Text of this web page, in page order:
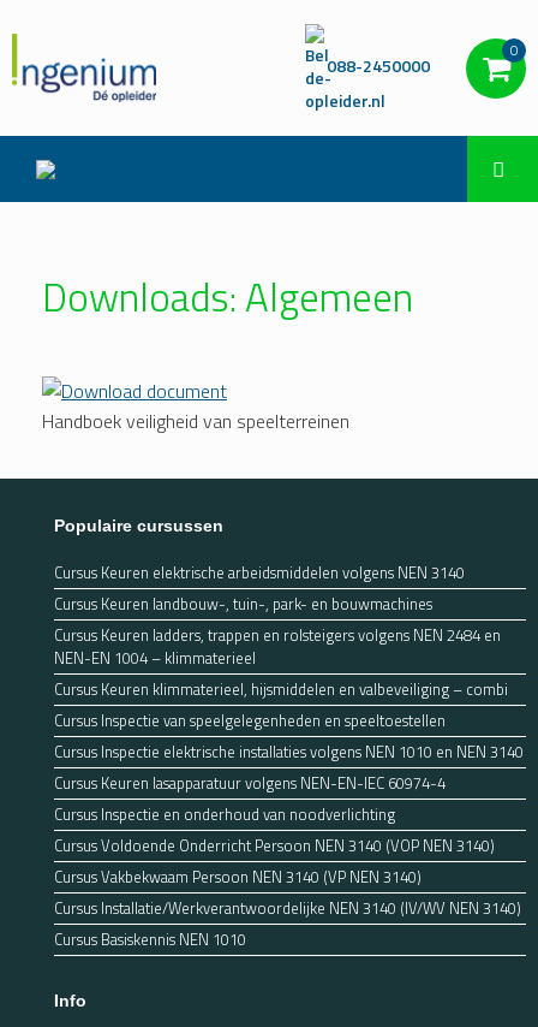
088-2450000
0
Downloads: Algemeen
Handboek veiligheid van speelterreinen
Populaire cursussen
Cursus Keuren elektrische arbeidsmiddelen volgens NEN 3140
Cursus Keuren landbouw-, tuin-, park- en bouwmachines
Cursus Keuren ladders, trappen en rolsteigers volgens NEN 2484 en
NEN-EN 1004 – klimmaterieel
Cursus Keuren klimmaterieel, hijsmiddelen en valbeveiliging – combi
Cursus Inspectie van speelgelegenheden en speeltoestellen
Cursus Inspectie elektrische installaties volgens NEN 1010 en NEN 3140
Cursus Keuren lasapparatuur volgens NEN-EN-IEC 60974-4
Cursus Inspectie en onderhoud van noodverlichting
Cursus Voldoende Onderricht Persoon NEN 3140 (VOP NEN 3140)
Cursus Vakbekwaam Persoon NEN 3140 (VP NEN 3140)
Cursus Installatie/Werkverantwoordelijke NEN 3140 (IV/WV NEN 3140)
Cursus Basiskennis NEN 1010
Info